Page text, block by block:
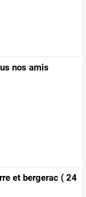
nos amis
et bergerac ( 24